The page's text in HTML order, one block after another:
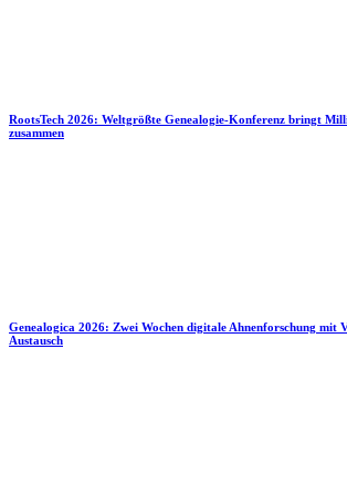
RootsTech 2026: Weltgrößte Genealogie-Konferenz bringt
zusammen
Genealogica 2026: Zwei Wochen digitale Ahnenforschung mit
Austausch